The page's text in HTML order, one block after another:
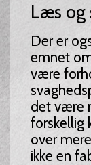
Læs og
Der er
emnet
være
det være
forskellig
over
ikke en